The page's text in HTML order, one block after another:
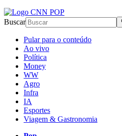
Buscar
Pular para o conteúdo
Ao vivo
Política
Money
WW
Agro
Infra
IA
Esportes
Viagem & Gastronomia